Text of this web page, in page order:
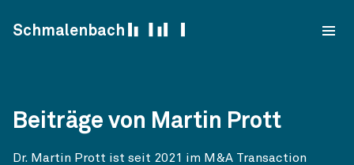
Schmalenbach
Beiträge von Martin Prott
Dr. Martin Prott ist seit 2021 im M&A Transaction